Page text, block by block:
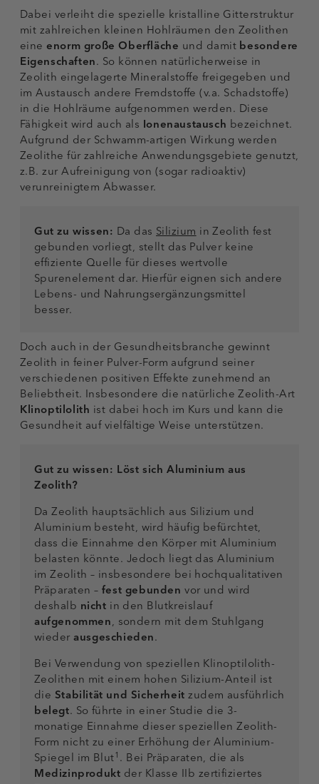
Dabei verleiht die spezielle kristalline Gitterstruktur
mit zahlreichen kleinen Hohlräumen den Zeolithen
eineenorm große Oberfläche und damitbesondere
Eigenschaften. So können natürlicherweise in
Zeolith eingelagerte Mineralstoffe freigegeben und
im Austausch andere Fremdstoffe (v.a. Schadstoffe)
in die Hohlräume aufgenommen werden. Diese
Fähigkeit wird auch als Ionenaustausch bezeichnet.
Aufgrund der Schwamm-artigen Wirkung werden
Zeolithe für zahlreiche Anwendungsgebiete genutzt,
z.B. zur Aufreinigung von (sogar radioaktiv)
verunreinigtem Abwasser.
Gut zu wissen: Da dasSiliziumin Zeolith fest
gebunden vorliegt, stellt das Pulver keine
effiziente Quelle für dieses wertvolle
Spurenelement dar. Hierfür eignen sich andere
Lebens- und Nahrungsergänzungsmittel
besser.
Doch auch in der Gesundheitsbranche gewinnt
Zeolith in feiner Pulver-Form aufgrund seiner
verschiedenen positiven Effekte zunehmend an
Beliebtheit. Insbesondere die natürliche Zeolith-Art
Klinoptilolith ist dabei hoch im Kurs und kann die
Gesundheit auf vielfältige Weise unterstützen.
Gut zu wissen: Löst sich Aluminium aus
Zeolith?
Da Zeolith hauptsächlich aus Silizium und
Aluminium besteht, wird häufig befürchtet,
dass die Einnahme den Körper mit Aluminium
belasten könnte. Jedoch liegt das Aluminium
im Zeolith – insbesondere bei hochqualitativen
Präparaten –fest gebunden vor und wird
deshalb nicht in den Blutkreislauf
aufgenommen, sondern mit dem Stuhlgang
wiederausgeschieden.
Bei Verwendung von speziellen Klinoptilolith-
Zeolithen mit einem hohen Silizium-Anteil ist
die Stabilität und Sicherheitzudem ausführlich
belegt. So führte in einer Studie die 3-
monatige Einnahme dieser speziellen Zeolith-
Form nicht zu einer Erhöhung der Aluminium-
Spiegel im Blut1 . Bei Präparaten, die als
Medizinprodukt der Klasse IIb zertifiziertes